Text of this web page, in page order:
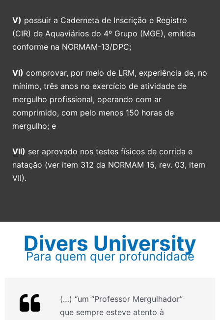
V) possuir a Caderneta de Inscrição e Registro
(CIR) de Aquaviários do 4º Grupo (MGE), emitida
conforme na NORMAM-13/DPC;
VI) comprovar, por meio de LRM, experiência de, no
mínimo, três anos no exercício de atividade de
mergulho profissional, operando com ar
comprimido, com pelo menos 150 horas de
mergulho; e
VII) ser aprovado nos testes físicos de corrida e
natação (ver item 312 da NORMAM 15, rev. 03, item
VII).
Divers University
Para quem quer profundidade
(…) “um “Professor Mergulhador”
que sempre esteve atento à